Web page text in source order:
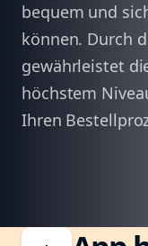
bequem und
können. Durch
gewährleistet
höchstem
Ihren